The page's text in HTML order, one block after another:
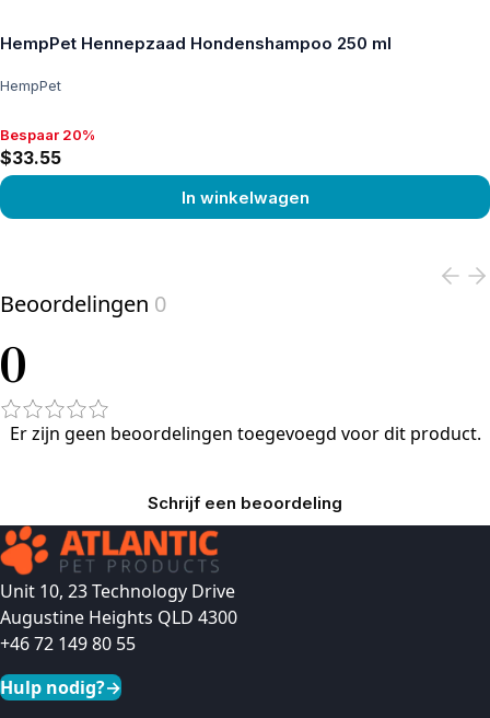
HempPet Hennepzaad Hondenshampoo 250 ml
HempPet
Bespaar 20%, $33.55
Bespaar 20%
$33.55
In winkelwagen
Beoordelingen 0
0
Er zijn geen beoordelingen toegevoegd voor dit product.
Schrijf een beoordeling
Unit 10, 23 Technology Drive
Augustine Heights QLD 4300
+46 72 149 80 55
Hulp nodig?→